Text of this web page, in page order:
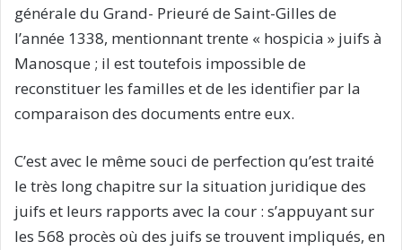
générale du Grand- Prieuré de Saint-Gilles de
l’année 1338, mentionnant trente « hospicia » juifs à
Manosque ; il est toutefois impossible de
reconstituer les familles et de les identifier par la
comparaison des documents entre eux.
C’est avec le même souci de perfection qu’est traité
le très long chapitre sur la situation juridique des
juifs et leurs rapports avec la cour : s’appuyant sur
les 568 procès où des juifs se trouvent impliqués, en